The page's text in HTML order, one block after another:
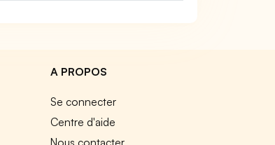
A PROPOS
Se connecter
Centre d'aide
Nous contacter